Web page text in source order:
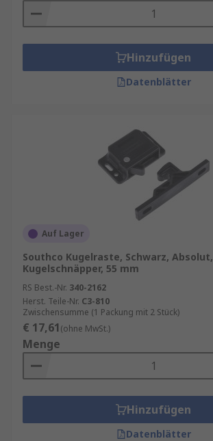
Hinzufügen
Datenblätter
Auf Lager
Southco Kugelraste, Schwarz, Absolut,
Kugelschnäpper, 55 mm
RS Best.-Nr. 340-2162
Herst. Teile-Nr. C3-810
Zwischensumme (1 Packung mit 2 Stück)
€ 17,61(ohne MwSt.)
Menge
Hinzufügen
Datenblätter